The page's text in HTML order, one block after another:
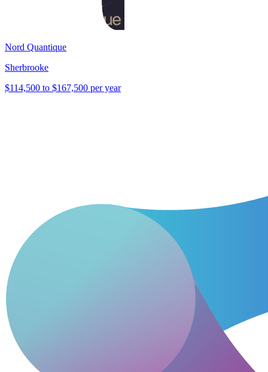
Nord Quantique
Sherbrooke
$114,500 to $167,500 per year